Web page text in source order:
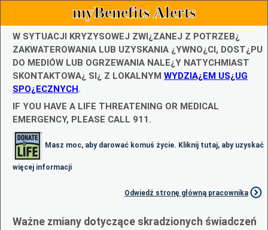
myBenefits Alerts
W SYTUACJI KRYZYSOWEJ ZWI¿ZANEJ Z POTRZEB¿
ZAKWATEROWANIA LUB UZYSKANIA ¿YWNO¿CI, DOST¿PU
DO MEDIÓW LUB OGRZEWANIA NALE¿Y NATYCHMIAST
SKONTAKTOWA¿ SI¿ Z LOKALNYM WYDZIA¿EM US¿UG
SPO¿ECZNYCH.
IF YOU HAVE A LIFE THREATENING OR MEDICAL
EMERGENCY, PLEASE CALL 911.
Masz moc, aby darować komuś życie. Kliknij tutaj, aby uzyskać
więcej informacji
Odwiedź stronę główną pracownika
Ważne zmiany dotyczące skradzionych świadczeń